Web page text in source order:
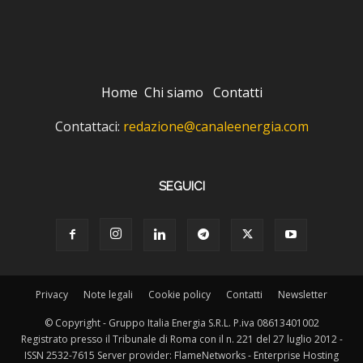
Home Chi siamo Contatti
Contattaci: redazione@canaleenergia.com
SEGUICI
Privacy Note legali Cookie policy Contatti Newsletter
© Copyright - Gruppo Italia Energia S.R.L. P.iva 08613401002
Registrato presso il Tribunale di Roma con il n. 221 del 27 luglio 2012 -
ISSN 2532-7615 Server provider: FlameNetworks - Enterprise Hosting